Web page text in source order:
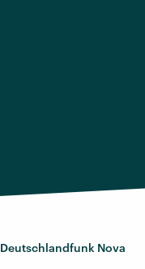
Deutschlandfunk Nova